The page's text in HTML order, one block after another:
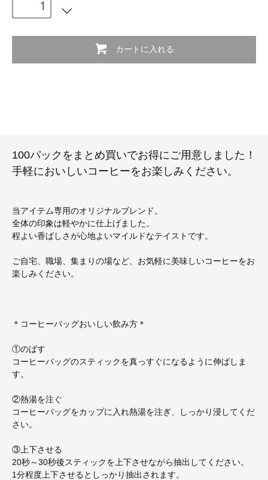
カートに入れる
100パックをまとめ買いでお得にご用意しました！
手軽においしいコーヒーをお楽しみください。
当アイテム専用のオリジナルブレンド。
全体の印象は軽やかに仕上げました。
程よい香ばしさが心地よいマイルドなテイストです。
ご自宅、職場、集まりの場など、お気軽に美味しいコーヒーをお
楽しみください。
＊コーヒーバッグおいしい飲み方＊
①のばす
コーヒーバッグのスティックを真っすぐになるように伸ばしま
す。
②熱湯を注ぐ
コーヒーバッグをカップに入れ熱湯を注ぎ、しっかり浸してくだ
さい。
③上下させる
20秒～30秒後スティックを上下させながら抽出してください。
1分程度上下させるとしっかり抽出されます。